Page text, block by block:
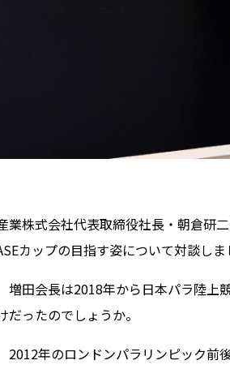
業株式会社代表取締役社長・朝倉研
カップの目指す姿について対談しま
増田会長は2018年から日本パラ陸上
だったのでしょうか。
2012年のロンドンパラリンピック前